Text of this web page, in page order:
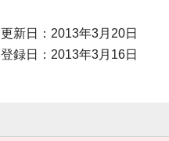
更新日：2013年3月20日
登録日：2013年3月16日